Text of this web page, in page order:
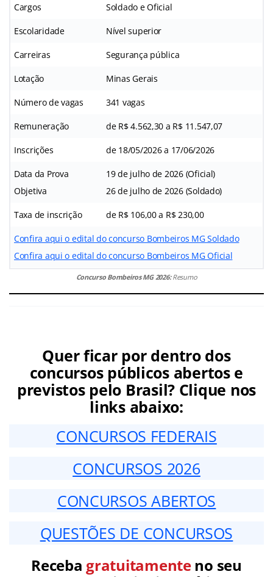
Cargos Soldado e Oficial
Escolaridade Nível superior
Carreiras Segurança pública
Lotação Minas Gerais
Número de vagas 341 vagas
Remuneração de R$ 4.562,30 a R$ 11.547,07
Inscrições de 18/05/2026 a 17/06/2026
Data da Prova
Objetiva
19 de julho de 2026 (Oficial)
26 de julho de 2026 (Soldado)
Taxa de inscrição de R$ 106,00 a R$ 230,00
Confira aqui o edital do concurso Bombeiros MG Soldado
Confira aqui o edital do concurso Bombeiros MG Oficial
Concurso Bombeiros MG 2026:Resumo
Quer ficar por dentro dos
concursos públicos abertos e
previstos pelo Brasil? Clique nos
links abaixo:
CONCURSOS FEDERAIS
CONCURSOS 2026
CONCURSOS ABERTOS
QUESTÕES DE CONCURSOS
Receba gratuitamenteno seu